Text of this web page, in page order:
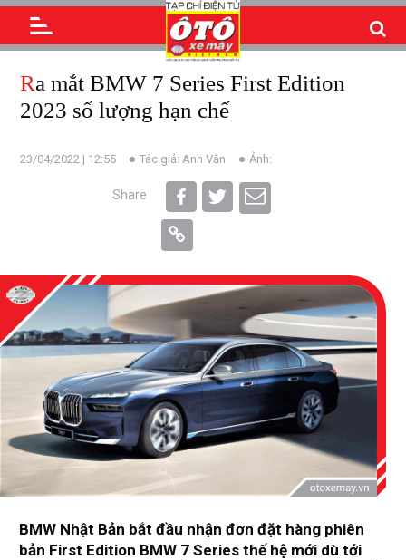
Ra mắt BMW 7 Series First Edition
2023 số lượng hạn chế
23/04/2022 | 12:55 Tác giả: Anh Văn Ảnh:
Share
BMW Nhật Bản bắt đầu nhận đơn đặt hàng phiên
bản First Edition BMW 7 Series thế hệ mới dù tới